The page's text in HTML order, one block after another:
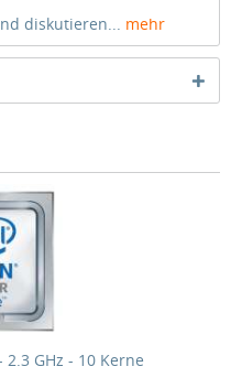
diskutieren... mehr
GHz - 10 Kerne